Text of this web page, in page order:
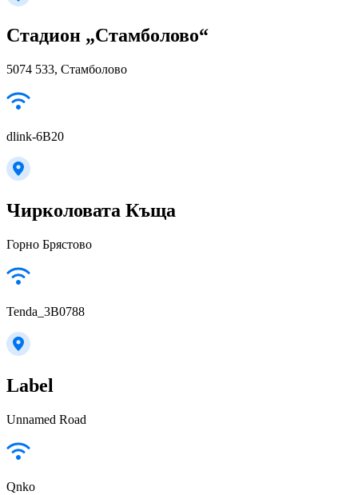
Стадион „Стамболово“
5074 533, Стамболово
dlink-6B20
Чирколовата Къща
Горно Брястово
Tenda_3B0788
Label
Unnamed Road
Qnko